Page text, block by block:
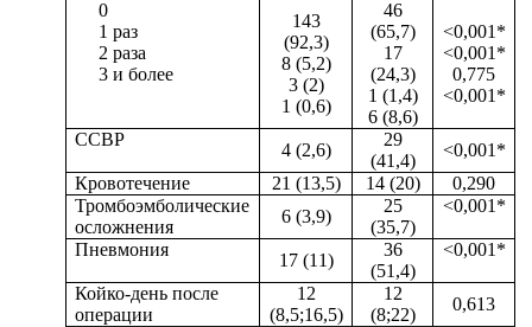
0
1 раз
2 раза
3 и более
143
(92,3)
8 (5,2)
3 (2)
1 (0,6)
46
(65,7)
17
(24,3)
1 (1,4)
6 (8,6)
<0,001*
<0,001*
0,775
<0,001*
ССВР
4 (2,6)
29
(41,4)
<0,001*
Кровотечение
21 (13,5) 14 (20)
0,290
Тромбоэмболические
осложнения
6 (3,9)
25
(35,7)
<0,001*
Пневмония
17 (11)
36
(51,4)
<0,001*
Койко-день после
операции
12
(8,5;16,5)
12
(8;22)
0,613